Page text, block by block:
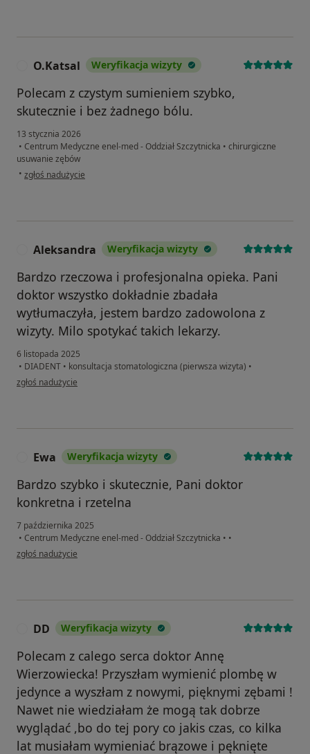
O.Katsal Weryfikacja wizyty
Polecam z czystym sumieniem szybko,
skutecznie i bez żadnego bólu.
13 stycznia 2026
• Centrum Medyczne enel-med - Oddział Szczytnicka • chirurgiczne
usuwanie zębów
• w opinii użytkownika O.Katsal
zgłoś nadużycie
Aleksandra Weryfikacja wizyty
Bardzo rzeczowa i profesjonalna opieka. Pani
doktor wszystko dokładnie zbadała
wytłumaczyła, jestem bardzo zadowolona z
wizyty. Milo spotykać takich lekarzy.
6 listopada 2025
• DIADENT • konsultacja stomatologiczna (pierwsza wizyta) •
w opinii użytkownika Aleksandra
zgłoś nadużycie
Ewa Weryfikacja wizyty
Bardzo szybko i skutecznie, Pani doktor
konkretna i rzetelna
7 października 2025
• Centrum Medyczne enel-med - Oddział Szczytnicka • •
w opinii użytkownika Ewa
zgłoś nadużycie
DD Weryfikacja wizyty
Polecam z calego serca doktor Annę
Wierzowiecka! Przyszłam wymienić plombę w
jedynce a wyszłam z nowymi, pięknymi zębami !
Nawet nie wiedziałam że mogą tak dobrze
wyglądać ,bo do tej pory co jakis czas, co kilka
lat musiałam wymieniać brązowe i pęknięte